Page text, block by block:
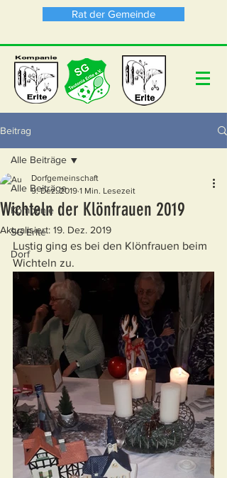
Rat der Gemeinde
Beitrag
Alle Beiträge
Kompanie
SG Erlte
Dorf
Alle Beiträge
Wichteln der Klönfrauen 2019
Dorfgemeinschaft
9. Dez. 2019 1 Min. Lesezeit
Aktualisiert: 19. Dez. 2019
Lustig ging es bei den Klönfrauen beim
Wichteln zu.